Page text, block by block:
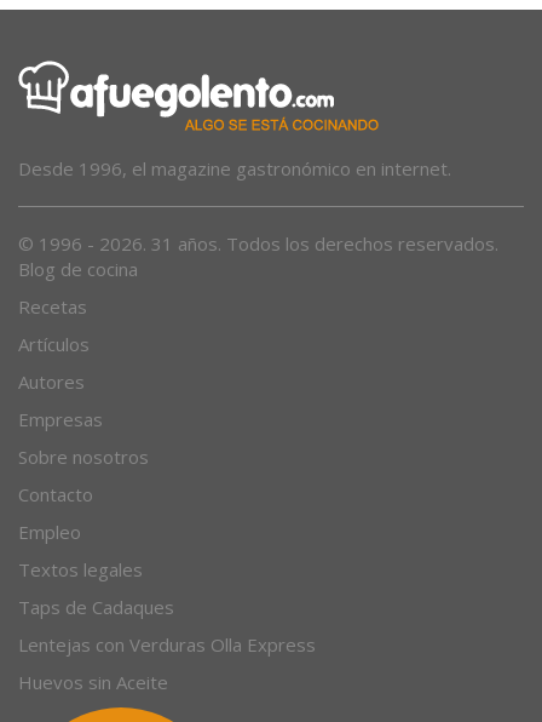
Blog de cocina
Recetas
Artículos
Autores
Empresas
Sobre nosotros
Contacto
Empleo
Textos legales
Taps de Cadaques
Lentejas con Verduras Olla Express